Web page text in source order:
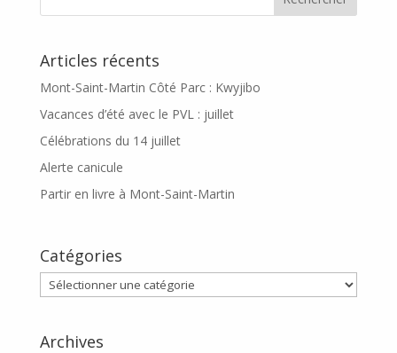
Articles récents
Mont-Saint-Martin Côté Parc : Kwyjibo
Vacances d’été avec le PVL : juillet
Célébrations du 14 juillet
Alerte canicule
Partir en livre à Mont-Saint-Martin
Catégories
Catégories
Archives